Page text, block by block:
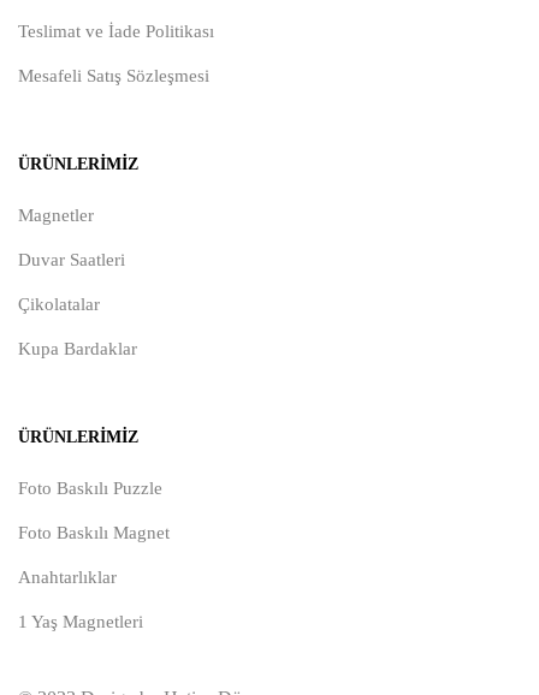
Teslimat ve İade Politikası
Mesafeli Satış Sözleşmesi
ÜRÜNLERIMIZ
Magnetler
Duvar Saatleri
Çikolatalar
Kupa Bardaklar
ÜRÜNLERIMIZ
Foto Baskılı Puzzle
Foto Baskılı Magnet
Anahtarlıklar
1 Yaş Magnetleri